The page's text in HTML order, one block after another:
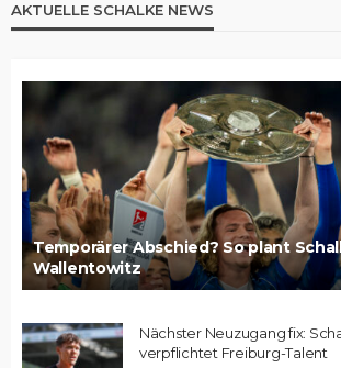
AKTUELLE SCHALKE NEWS
Temporärer Abschied? So plant
Wallentowitz
Nächster Neuzugang fix:
verpflichtet Freiburg-Talent